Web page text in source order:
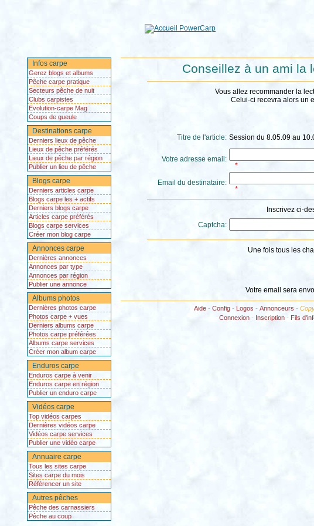
Infos carpe
Gerez blogs et albums
Pêche carpe pratique
Secteurs pêche de nuit
Clubs carpistes
Evolution-carpe Mag
Coups de gueule
Destinations carpe
Derniers lieux de pêche
Lieux de pêche préférés
Lieux de pêche par région
Publier un lieu de pêche
Blogs carpe
Derniers articles carpe
Blogs carpe les + actifs
Derniers blogs carpe
Articles carpe préférés
Blogs carpe services
Créer mon blog carpe
Annonces carpe
Dernières annonces
Annonces par type
Annonces par région
Publier une annonce
Albums photos
Dernières photos carpe
Photos carpe + vues
Derniers albums carpe
Photos carpe préférées
Albums carpe services
Créer mon album carpe
Enduros carpe
Enduros carpe à venir
Enduros carpe en région
Publier un enduro carpe
Vidéos carpe
Top vidéos carpes
Dernières vidéos carpe
Vidéos carpe services
Publier une vidéo carpe
Annuaire carpe
Tous les sites carpe
Sites carpe du mois
Référencer un site
Autres pêches
Pêche des carnassiers
Pêche au coup
Conseillez à un ami la
Vous allez recommander la
Celui-ci recevra alors un
Titre de l'article: Session du 8.05.09 au
Votre adresse email:
*
Email du destinataire:
*
Inscrivez ci-
Captcha:
Une fois tous les
Votre email sera
Aide- Config- Logos - Annonceurs -
Connexion - Inscription - Fils